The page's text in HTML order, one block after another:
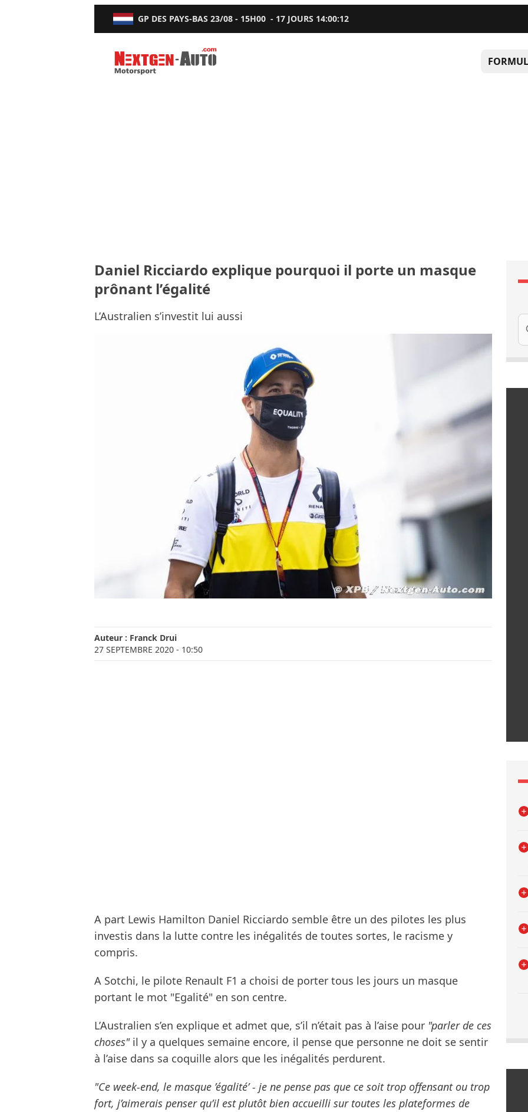
GP DES PAYS-BAS 23/08 - 15H00 - 17 JOURS 14:00:11
Nextgen-Auto.com
Daniel Ricciardo explique pourquoi il porte un masque
prônant l’égalité
L’Australien s’investit lui aussi
Auteur : Franck Drui
27 SEPTEMBRE 2020 - 10:50
A part Lewis Hamilton Daniel Ricciardo semble être un des pilotes les plus
investis dans la lutte contre les inégalités de toutes sortes, le racisme y
compris.
A Sotchi, le pilote Renault F1 a choisi de porter tous les jours un masque
portant le mot "Egalité" en son centre.
L’Australien s’en explique et admet que, s’il n’était pas à l’aise pour "parler de ces
choses"il y a quelques semaine encore, il pense que personne ne doit se sentir
à l’aise dans sa coquille alors que les inégalités perdurent.
"Ce week-end, le masque ’égalité’ - je ne pense pas que ce soit trop offensant ou trop
fort, j’aimerais penser qu’il est plutôt bien accueilli sur toutes les plateformes de